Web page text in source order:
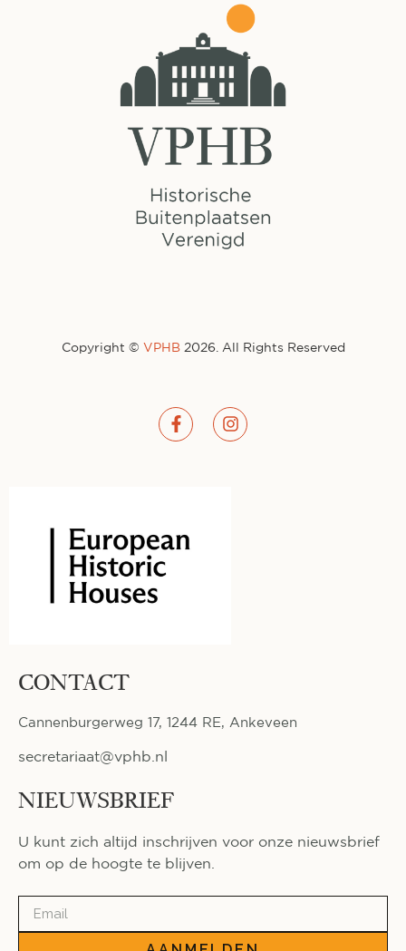
Copyright © VPHB2026. All Rights Reserved
CONTACT
Cannenburgerweg 17, 1244 RE, Ankeveen
secretariaat@vphb.nl
NIEUWSBRIEF
U kunt zich altijd inschrijven voor onze nieuwsbrief
om op de hoogte te blijven.